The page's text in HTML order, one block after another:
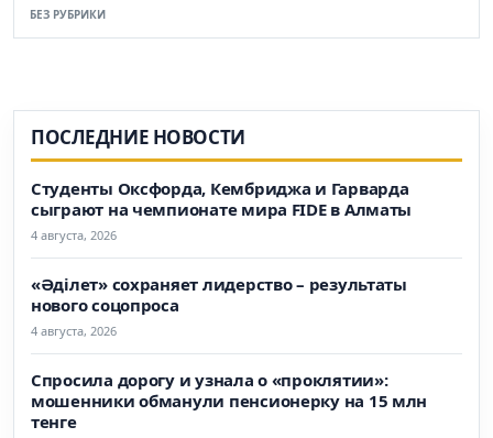
БЕЗ РУБРИКИ
ПОСЛЕДНИЕ НОВОСТИ
Студенты Оксфорда, Кембриджа и Гарварда
сыграют на чемпионате мира FIDE в Алматы
4 августа, 2026
«Әділет» сохраняет лидерство – результаты
нового соцопроса
4 августа, 2026
Спросила дорогу и узнала о «проклятии»:
мошенники обманули пенсионерку на 15 млн
тенге